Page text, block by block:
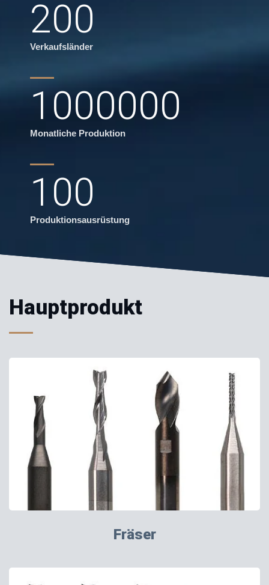
200
Verkaufsländer
1000000
Monatliche Produktion
100
Produktionsausrüstung
Hauptprodukt
Fräser